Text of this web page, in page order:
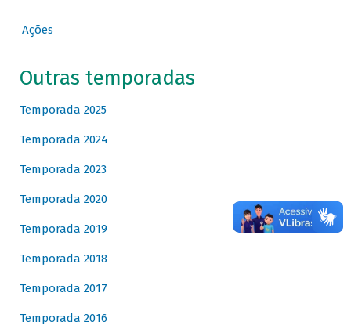
Ações
Outras temporadas
Temporada 2025
Temporada 2024
Temporada 2023
Temporada 2020
Temporada 2019
Temporada 2018
Temporada 2017
Temporada 2016